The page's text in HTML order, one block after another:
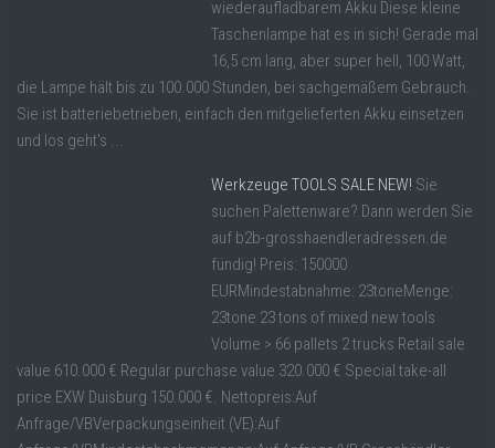
wiederaufladbarem Akku Diese kleine
Taschenlampe hat es in sich! Gerade mal
16,5 cm lang, aber super hell, 100 Watt,
die Lampe hält bis zu 100.000 Stunden, bei sachgemäßem Gebrauch.
Sie ist batteriebetrieben, einfach den mitgelieferten Akku einsetzen
und los geht's ...
Werkzeuge TOOLS SALE NEW! Sie
suchen Palettenware? Dann werden Sie
auf b2b-grosshaendleradressen.de
fündig! Preis: 150000
EURMindestabnahme: 23toneMenge:
23tone 23 tons of mixed new tools
Volume > 66 pallets 2 trucks Retail sale
value 610.000 € Regular purchase value 320.000 € Special take-all
price EXW Duisburg 150.000 €. Nettopreis:Auf
Anfrage/VBVerpackungseinheit (VE):Auf